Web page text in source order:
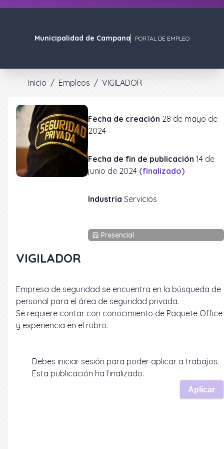
Municipalidad de Campana PORTAL DE EMPLEO
Inicio / Empleos / VIGILADOR
Fecha de creación 28 de mayo de
2024
Fecha de fin de publicación 14 de
junio de 2024 (finalizado)
Industria Servicios
Presencial
VIGILADOR
Empresa de seguridad se encuentra en la búsqueda de
personal para el área de seguridad privada.
Se requiere contar con conocimiento de Paquete Office
y experiencia en el rubro.
Debes iniciar sesión para poder aplicar a trabajos.
Esta publicación ha finalizado.
Aplicar